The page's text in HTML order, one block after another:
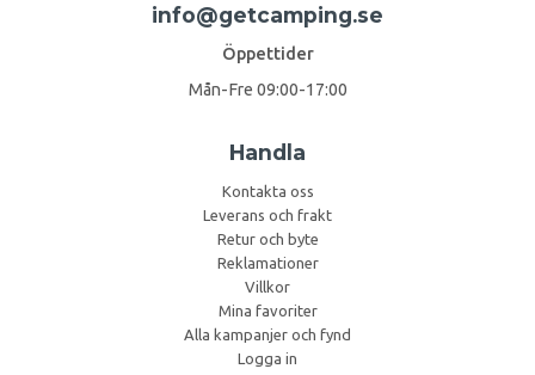
info@getcamping.se
Öppettider
Mån-Fre 09:00-17:00
Handla
Kontakta oss
Leverans och frakt
Retur och byte
Reklamationer
Villkor
Mina favoriter
Alla kampanjer och fynd
Logga in